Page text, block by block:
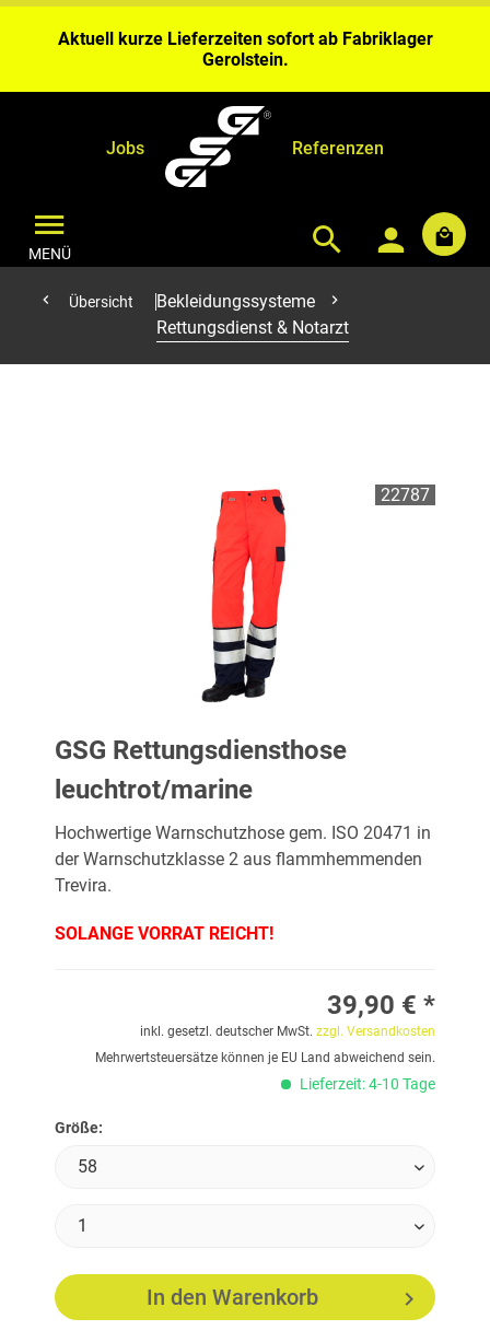
Aktuell kurze Lieferzeiten sofort ab Fabriklager
Gerolstein.
Wochen Bearbeitungszeit ein.
Aktuell kurze Lieferzeiten sofort ab Fabriklager
Gerolstein.
Jobs Referenzen
MENÜ
Übersicht
Bekleidungssysteme
Rettungsdienst & Notarzt
22787
GSG Rettungsdiensthose
leuchtrot/marine
Hochwertige Warnschutzhose gem. ISO 20471 in
der Warnschutzklasse 2 aus flammhemmenden
Trevira.
SOLANGE VORRAT REICHT!
39,90 € *
inkl. gesetzl. deutscher MwSt. zzgl. Versandkosten
Mehrwertsteuersätze können je EU Land abweichend sein.
Lieferzeit: 4-10 Tage
Größe:
In den Warenkorb